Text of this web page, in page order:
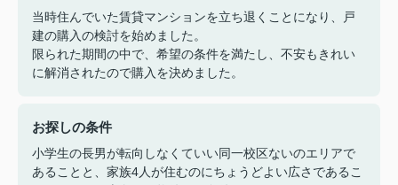
当時住んでいた賃貸マンションを立ち退くことになり、戸
建の購入の検討を始めました。
限られた期間の中で、希望の条件を満たし、不安もきれい
に解消されたので購入を決めました。
お探しの条件
小学生の長男が転向しなくていい同一校区ないのエリアで
あることと、家族4人が住むのにちょうどよい広さであるこ